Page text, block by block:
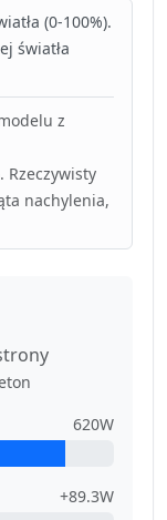
(0-100%).
światła
z
Rzeczywisty
nachylenia,
620W
+89.3W